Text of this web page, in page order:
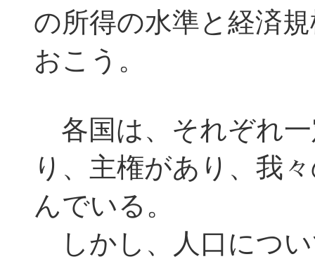
の所得の水準と経済
おこう。
各国は、それぞれ
り、主権があり、我
んでいる。
しかし、人口につ